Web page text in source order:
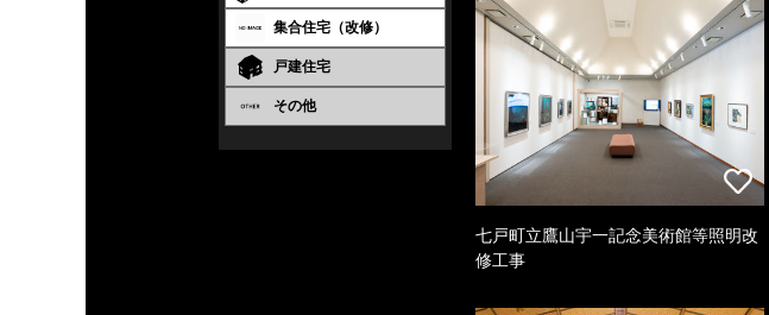
集合住宅（改修）
戸建住宅
その他
七戸町立鷹山宇一記念美術館等照明改
修工事